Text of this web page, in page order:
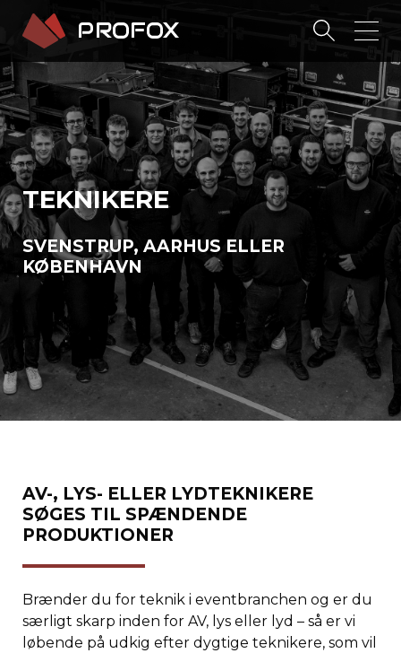
TEKNIKERE
SVENSTRUP, AARHUS ELLER
KØBENHAVN
AV-, LYS- ELLER LYDTEKNIKERE
SØGES TIL SPÆNDENDE
PRODUKTIONER
Brænder du for teknik i eventbranchen og er du
særligt skarp inden for AV, lys eller lyd – så er vi
løbende på udkig efter dygtige teknikere, som vil